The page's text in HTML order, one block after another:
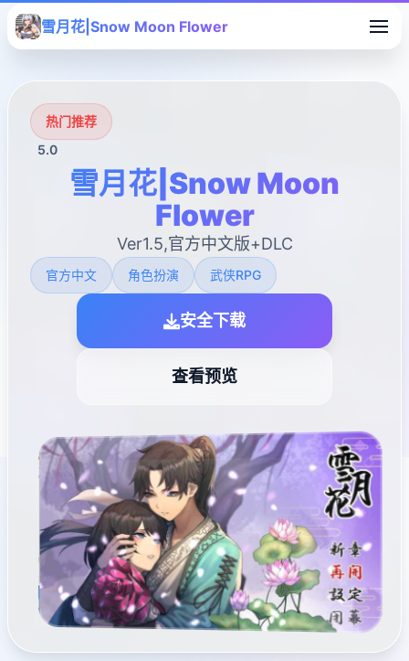
雪月花|Snow Moon Flower
热门推荐
5.0
雪月花|Snow Moon
Flower
Ver1.5,官方中文版+DLC
官方中文 角色扮演 武侠RPG
安全下载
查看预览